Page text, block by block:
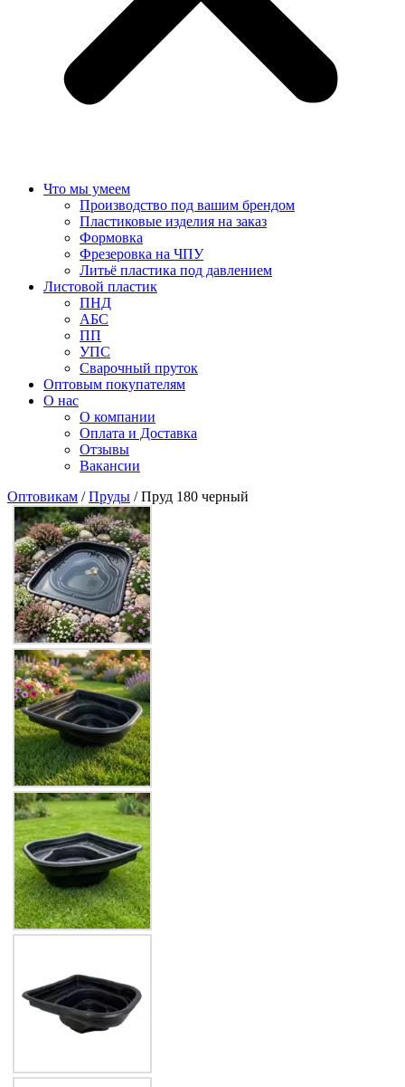
Что мы умеем
Производство под вашим брендом
Пластиковые изделия на заказ
Формовка
Фрезеровка на ЧПУ
Литьё пластика под давлением
Листовой пластик
ПНД
АБС
ПП
УПС
Сварочный пруток
Оптовым покупателям
О нас
О компании
Оплата и Доставка
Отзывы
Вакансии
Оптовикам /Пруды / Пруд 180 черный